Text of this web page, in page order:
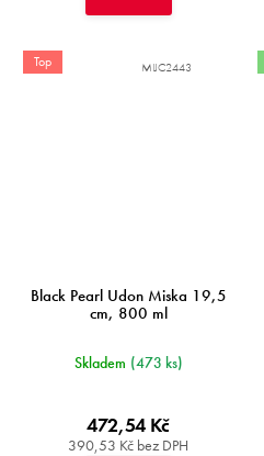
Top
Black Pearl Udon Miska 19,5
cm, 800 ml
Skladem (473 ks)
390,53 Kč bez DPH
472,54 Kč
MIJC2443